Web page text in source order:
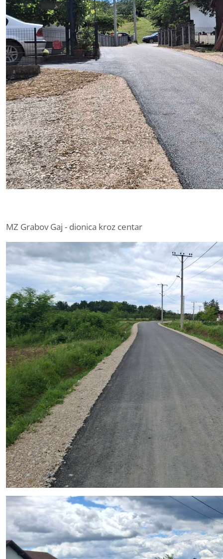
MZ Grabov Gaj - dionica kroz centar